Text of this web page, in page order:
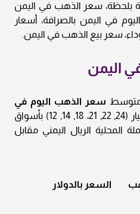
بلحظة، سعر الذهب في اليمن
في اليمن بالصرافة، أسعار
سعر بيع الذهب في اليمن.
اليمن
متوسط سعر الذهب اليوم في
عيار (24, 22, 21، 18, 14, 12) بأسواق
المحلية الريال اليمني مقابل
السعر بالدولار